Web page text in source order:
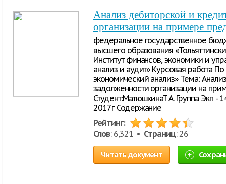
Анализ дебиторской и
организации на примере
федеральное государственное
высшего образования
Институт финансов, экономики и
анализ и аудит» Курсовая работа
экономический анализ» Тема:
задолженности организации на
Студент:МатюшкинаТ.А. Группа Экп -
2017г Содержание
Рейтинг:
Слов: 6,321 • Страниц: 26
Читать документ